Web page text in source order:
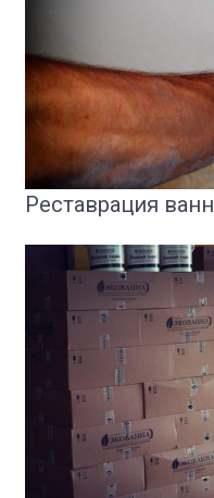
Реставрация ванн